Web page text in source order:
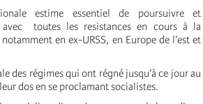
estime essentiel de poursuivre et
toutes les resistances en cours à la
en ex-URSS, en Europe de l’est et
des régimes qui ont régné jusqu’à ce jour au
dos en se proclamant socialistes.